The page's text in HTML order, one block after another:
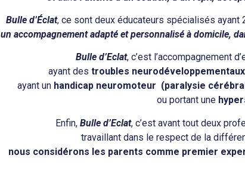
Comment Bulle d’Eclat peut-
Bulle d’Éclat, ce sont deux éducateurs spécialisés ayant
un accompagnement adapté et personnalisé à domicile,
Bulle d’Eclat, c’est l’accompagnement
ayant des troubles
ayant un handicap neuromoteur (paralysie
ou portant une
Enfin, Bulle d’Eclat, c’est avant tout deux
travaillant dans le respect de la
nous considérons les parents comme premier